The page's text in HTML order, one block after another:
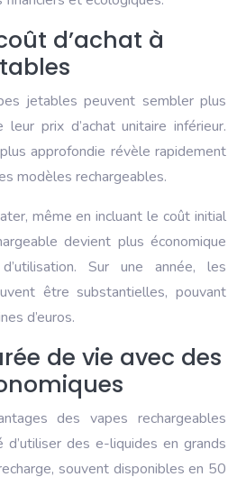
d’achat à
jetables peuvent sembler plus
prix d’achat unitaire inférieur.
approfondie révèle rapidement
modèles rechargeables.
même en incluant le coût initial
devient plus économique
Sur une année, les
être substantielles, pouvant
d’euros.
de vie avec des
des vapes rechargeables
des e-liquides en grands
souvent disponibles en 50